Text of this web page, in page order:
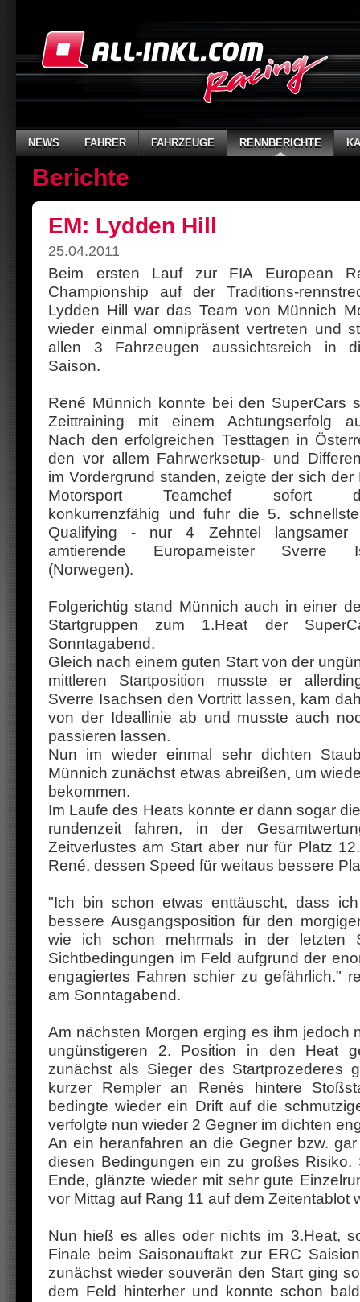
NEWS FAHRER FAHRZEUGE RENNBERICHTE
Berichte
EM: Lydden Hill
25.04.2011
Beim ersten Lauf zur FIA European
Championship auf der Traditions-
Lydden Hill war das Team von Münnich
wieder einmal omnipräsent vertreten und
allen 3 Fahrzeugen aussichtsreich in
Saison.
René Münnich konnte bei den SuperCars
Zeittraining mit einem Achtungserfolg
Nach den erfolgreichen Testtagen in
den vor allem Fahrwerksetup- und
im Vordergrund standen, zeigte der sich der
Motorsport Teamchef sofort
konkurrenzfähig und fuhr die 5.
Qualifying - nur 4 Zehntel langsamer
amtierende Europameister Sverre
(Norwegen).
Folgerichtig stand Münnich auch in einer
Startgruppen zum 1.Heat der
Sonntagabend.
Gleich nach einem guten Start von der
mittleren Startposition musste er
Sverre Isachsen den Vortritt lassen, kam
von der Ideallinie ab und musste auch
passieren lassen.
Nun im wieder einmal sehr dichten
Münnich zunächst etwas abreißen, um
bekommen.
Im Laufe des Heats konnte er dann sogar
rundenzeit fahren, in der
Zeitverlustes am Start aber nur für Platz
René, dessen Speed für weitaus bessere
"Ich bin schon etwas enttäuscht, dass
bessere Ausgangsposition für den
wie ich schon mehrmals in der letzten
Sichtbedingungen im Feld aufgrund der
engagiertes Fahren schier zu gefährlich."
am Sonntagabend.
Am nächsten Morgen erging es ihm jedoch
ungünstigeren 2. Position in den Heat
zunächst als Sieger des Startprozederes
kurzer Rempler an Renés hintere
bedingte wieder ein Drift auf die
verfolgte nun wieder 2 Gegner im dichten
An ein heranfahren an die Gegner bzw.
diesen Bedingungen ein zu großes
Ende, glänzte wieder mit sehr gute
vor Mittag auf Rang 11 auf dem Zeitentablot
Nun hieß es alles oder nichts im 3.Heat,
Finale beim Saisonauftakt zur ERC
zunächst wieder souverän den Start ging
dem Feld hinterher und konnte schon